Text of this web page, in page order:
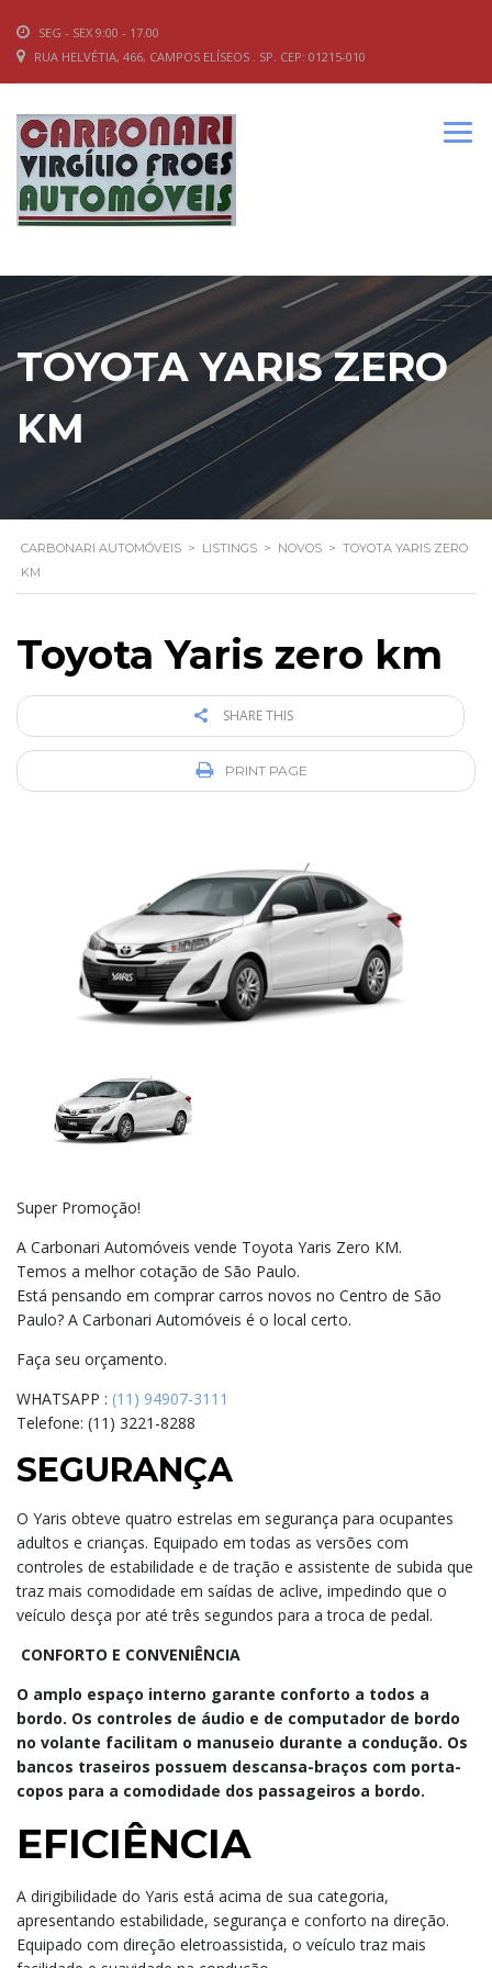
SEG - SEX 9:00 - 17.00
RUA HELVÉTIA, 466, CAMPOS ELÍSEOS . SP. CEP: 01215-010
TOYOTA YARIS ZERO
KM
CARBONARI AUTOMÓVEIS > LISTINGS > NOVOS > TOYOTA YARIS ZERO
KM
Toyota Yaris zero km
SHARE THIS
PRINT PAGE
Super Promoção!
A Carbonari Automóveis vende Toyota Yaris Zero KM.
Temos a melhor cotação de São Paulo.
Está pensando em comprar carros novos no Centro de São
Paulo? A Carbonari Automóveis é o local certo.
Faça seu orçamento.
WHATSAPP : (11) 94907-3111
Telefone: (11) 3221-8288
SEGURANÇA
O Yaris obteve quatro estrelas em segurança para ocupantes
adultos e crianças. Equipado em todas as versões com
controles de estabilidade e de tração e assistente de subida que
traz mais comodidade em saídas de aclive, impedindo que o
veículo desça por até três segundos para a troca de pedal.
CONFORTO E CONVENIÊNCIA
O amplo espaço interno garante conforto a todos a
bordo. Os controles de áudio e de computador de bordo
no volante facilitam o manuseio durante a condução. Os
bancos traseiros possuem descansa-braços com porta-
copos para a comodidade dos passageiros a bordo.
EFICIÊNCIA
A dirigibilidade do Yaris está acima de sua categoria,
apresentando estabilidade, segurança e conforto na direção.
Equipado com direção eletroassistida, o veículo traz mais